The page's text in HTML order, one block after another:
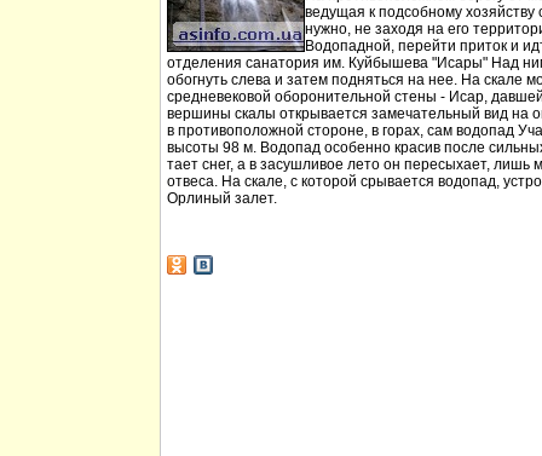
ведущая к подсобному
нужно, не заходя на его
Водопадной, перейти приток и
отделения санатория им. Куйбышева "Исары" Над
обогнуть слева и затем подняться на нее. На скале
средневековой оборонительной стены - Исар,
вершины скалы открывается замечательный вид на
в противоположной стороне, в горах, сам водопад
высоты 98 м. Водопад особенно красив после
тает снег, а в засушливое лето он пересыхает, лишь
отвеса. На скале, с которой срывается водопад,
Орлиный залет.